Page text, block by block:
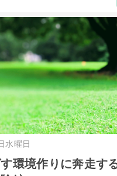
水曜日
環境作りに奔走す